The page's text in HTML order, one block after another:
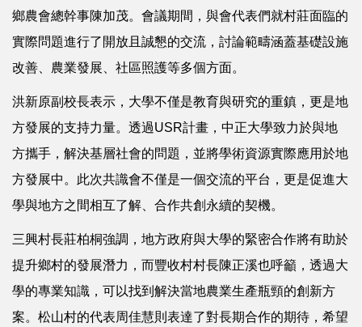
鄉農會總幹事陳加茂。會議期間，與會代表們就村莊面臨的
實際問題進行了開放且誠懇的交流，討論範疇涵蓋基礎設施
改善、農業發展、社區照護等多個方面。
洪新原副校長表示，大學不僅是教育與研究的重鎮，更是地
方發展的支持力量。透過USR計畫，中正大學致力於與地
方攜手，解決基層社會的問題，並將學術資源實際應用於地
方發展中。此次共識會不僅是一個交流的平台，更是促進大
學與地方之間相互了解、合作共創永續的契機。
三興村長莊柏桐強調，地方政府與大學的緊密合作將有助於
提升鄉村的發展潛力，而豐收村村長陳正溪也呼籲，透過大
學的專業知識，可以找到解決當地農業生產瓶頸的創新方
案。松山村的代表周佳慧則表達了對長期合作的期待，希望